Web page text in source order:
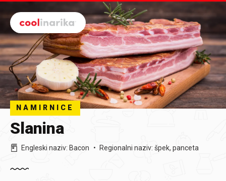
NAMIRNICE
Slanina
Engleski naziv: Bacon Regionalni naziv: špek, panceta